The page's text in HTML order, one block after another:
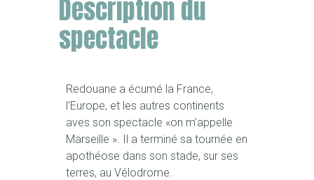
Description du
spectacle
Redouane a écumé la France,
l’Europe, et les autres continents
aves son spectacle «on m’appelle
Marseille ». Il a terminé sa tournée en
apothéose dans son stade, sur ses
terres, au Vélodrome.